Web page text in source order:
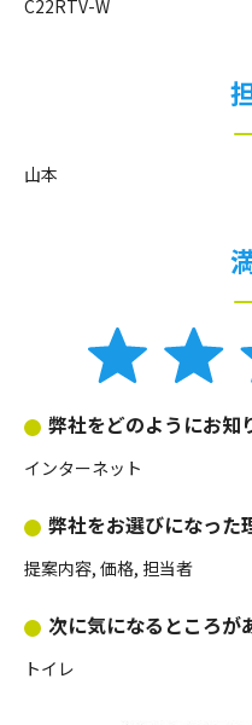
C22RTV-W
山本
弊社をどのようにお知
インターネット
弊社をお選びになった
提案内容, 価格, 担当者
次に気になるところが
トイレ